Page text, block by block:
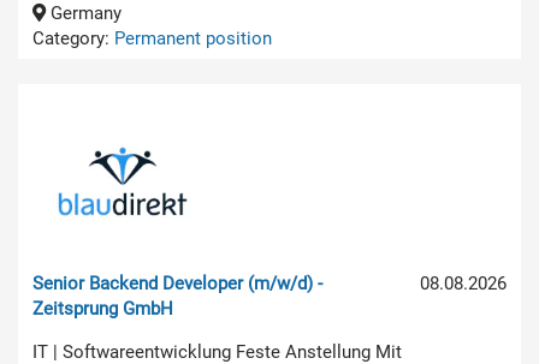
Germany
Category: Permanent position
08.08.2026
Senior Backend Developer (m/w/d) -
Zeitsprung GmbH
IT | Softwareentwicklung Feste Anstellung Mit